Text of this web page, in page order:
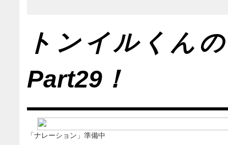
トンイルくん
Part29！
「ナレーション」準備中